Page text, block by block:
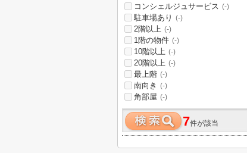
コンシェルジュサービス (-)
駐車場あり (-)
2階以上 (-)
1階の物件 (-)
10階以上 (-)
20階以上 (-)
最上階 (-)
南向き (-)
角部屋 (-)
7件が該当